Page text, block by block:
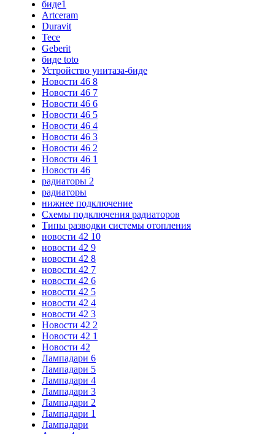
биде1
Artceram
Duravit
Tece
Geberit
биде toto
Устройство унитаза-биде
Новости 46 8
Новости 46 7
Новости 46 6
Новости 46 5
Новости 46 4
Новости 46 3
Новости 46 2
Новости 46 1
Новости 46
радиаторы 2
радиаторы
нижнее подключение
Схемы подключения радиаторов
Типы разводки системы отопления
новости 42 10
новости 42 9
новости 42 8
новости 42 7
новости 42 6
новости 42 5
новости 42 4
новости 42 3
Новости 42 2
Новости 42 1
Новости 42
Лампадари 6
Лампадари 5
Лампадари 4
Лампадари 3
Лампадари 2
Лампадари 1
Лампадари